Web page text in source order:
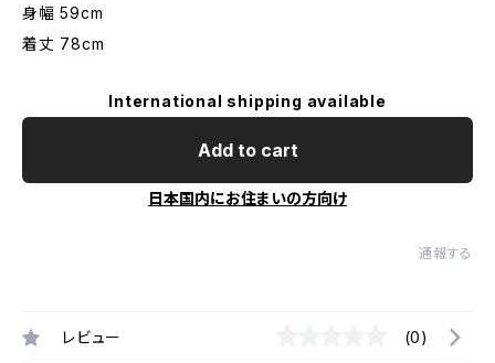
身幅 59cm
着丈 78cm
International shipping available
Add to cart
日本国内にお住まいの方向け
通報する
レビュー (0)